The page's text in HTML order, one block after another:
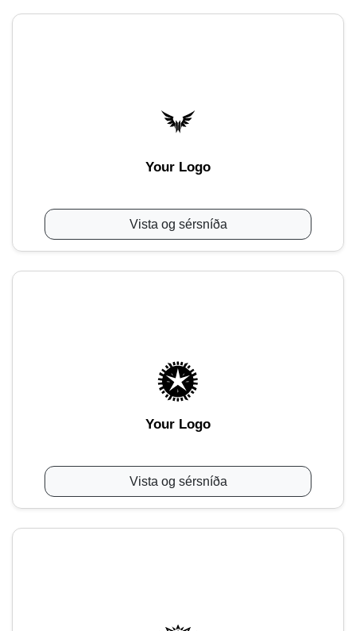
Your Logo
Vista og sérsníða
Your Logo
Vista og sérsníða